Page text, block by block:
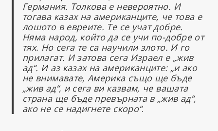
Германия. Толкова е невероятно. И
тогава казах на американците, че това е
лошото в евреите. Те се учат добре.
Няма народ, който да се учи по-добре от
тях. Но сега те са научили злото. И го
прилагат. И затова сега Израел е „жив
ад“. И аз казах на американците: „и ако
не внимавате, Америка също ще бъде
„жив ад“, и сега ви казвам, че вашата
страна ще бъде превърната в „жив ад“,
ако не се надигнете скоро“.